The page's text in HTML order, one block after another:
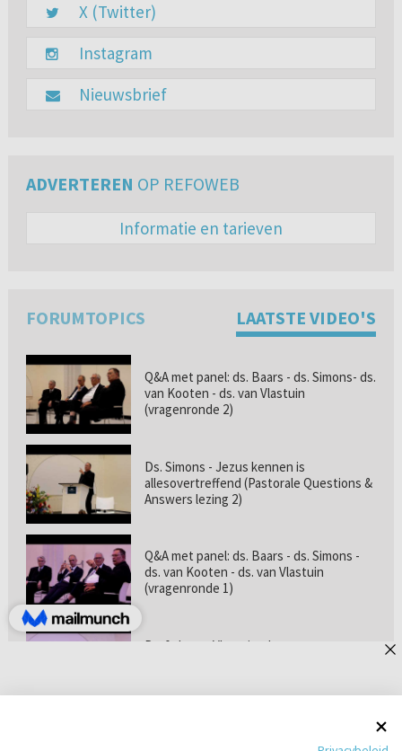
X (Twitter)
Instagram
Nieuwsbrief
ADVERTEREN OP REFOWEB
Informatie en tarieven
FORUMTOPICS LAATSTE VIDEO'S
Q&A met panel: ds. Baars - ds. Simons- ds.
van Kooten - ds. van Vlastuin
(vragenronde 2)
Ds. Simons - Jezus kennen is
allesovertreffend (Pastorale Questions &
Answers lezing 2)
Q&A met panel: ds. Baars - ds. Simons -
ds. van Kooten - ds. van Vlastuin
(vragenronde 1)
Prof. dr. van Vlastuin - Is